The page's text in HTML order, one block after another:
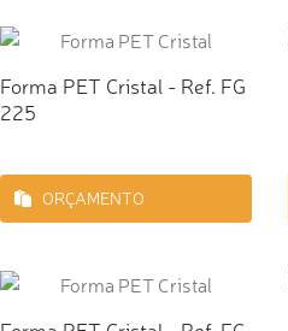
Forma PET Cristal - Ref. FG
225
ORÇAMENTO